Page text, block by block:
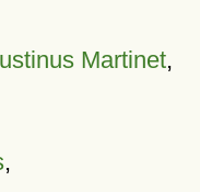
Martinet,
,